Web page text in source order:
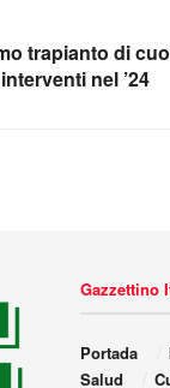
trapianto di
nel ’24
Gazzettino
Portada
Salud